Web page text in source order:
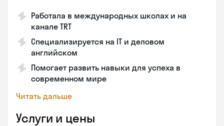
Работала в международных школах и на
канале TRT
Специализируется на IT и деловом
английском
Помогает развить навыки для успеха в
современном мире
Читать дальше
Услуги и цены